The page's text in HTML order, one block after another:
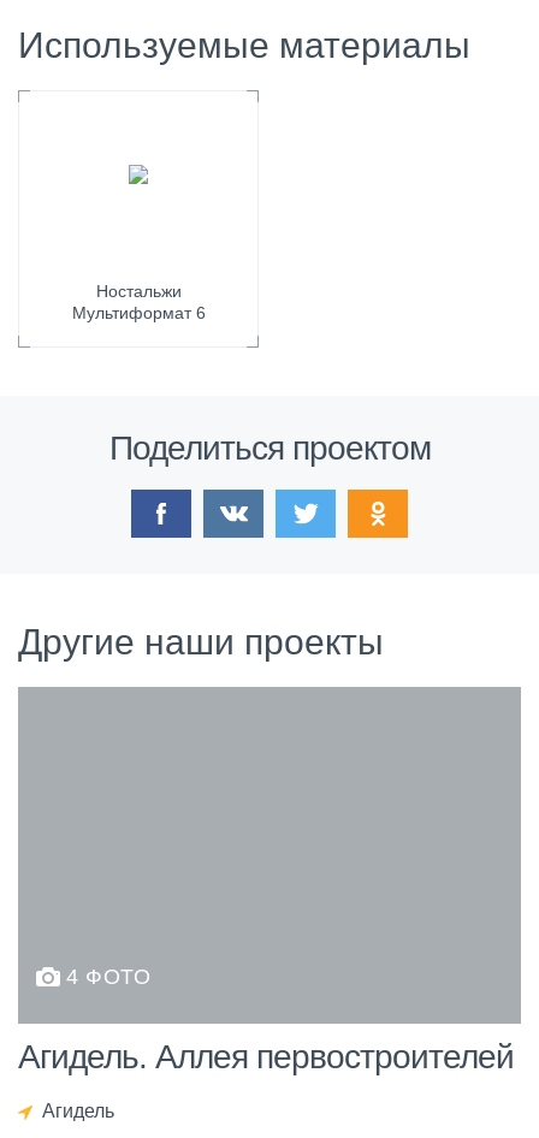
Используемые материалы
Ностальжи
Мультиформат 6
Поделиться проектом
Другие наши проекты
4 ФОТО
Агидель. Аллея первостроителей
Агидель